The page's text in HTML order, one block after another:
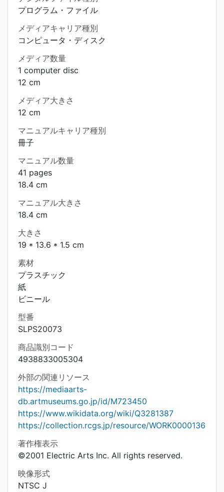
プログラム・ファイル
メディアキャリア種別
コンピュータ・ディスク
メディア数量
1 computer disc
12 cm
メディア大きさ
12 cm
マニュアルキャリア種別
冊子
マニュアル数量
41 pages
18.4 cm
マニュアル大きさ
18.4 cm
大きさ
19 * 13.6 * 1.5 cm
素材
プラスチック
紙
ビニール
型番
SLPS20073
商品識別コード
4938833005304
外部の関連リソース
https://mediaarts-
db.artmuseums.go.jp/id/M723450
https://www.wikidata.org/wiki/Q3281387
https://collection.rcgs.jp/resource/WORK0000136
著作権表示
©2001 Electric Arts Inc. All rights reserved.
映像形式
NTSC J